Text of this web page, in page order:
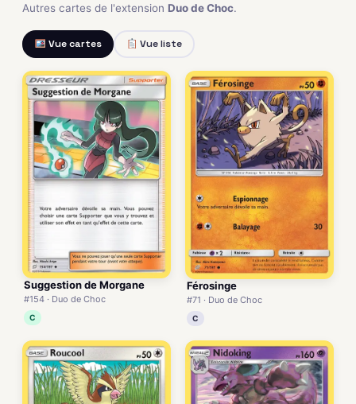
Autres cartes de l'extension Duo de Choc.
Vue cartes Vue liste
Suggestion de Morgane
#154 · Duo de Choc
C
Férosinge
#71 · Duo de Choc
C